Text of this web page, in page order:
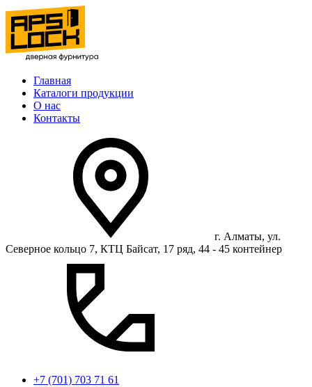
Главная
Каталоги продукции
О нас
Контакты
г. Алматы, ул.
Северное кольцо 7, КТЦ Байсат, 17 ряд, 44 - 45 контейнер
+7 (701) 703 71 61